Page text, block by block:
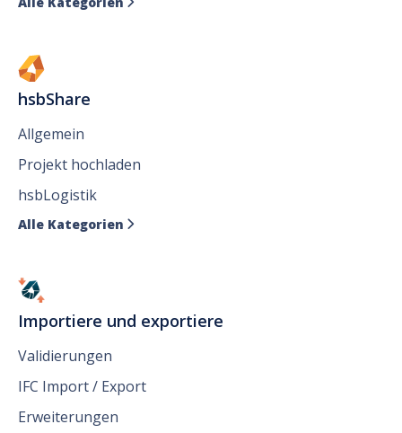

hsbShare
Allgemein
Projekt hochladen
hsbLogistik
Alle Kategorien 
Importiere und exportiere
Validierungen
IFC Import / Export
Erweiterungen